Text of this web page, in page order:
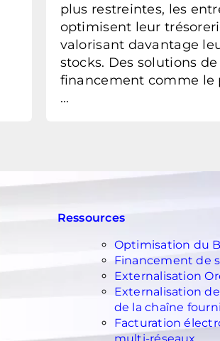
plus restreintes, les
optimisent leur
valorisant davantage
stocks. Des solutions de
financement comme le
...
Ressources
Optimisation du
Financement de
Externalisation
Externalisation
de la chaîne
Facturation
multi-réseaux